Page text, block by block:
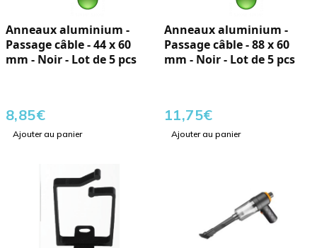
Anneaux aluminium -
Passage câble - 44 x 60
mm - Noir - Lot de 5 pcs
8,85€
Ajouter au panier
Anneaux aluminium -
Passage câble - 88 x 60
mm - Noir - Lot de 5 pcs
11,75€
Ajouter au panier